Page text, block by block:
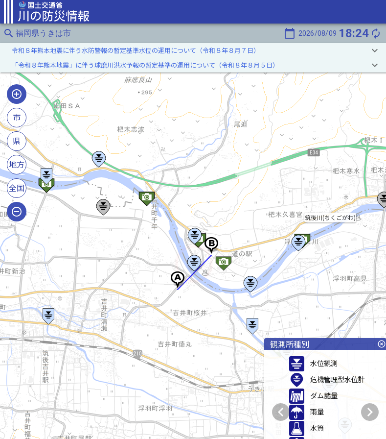
search 福岡県うきは市 calendar_today 2026/08/09 18:24 autorenew
筑後川(ちくごがわ)
令和８年熊本地震に伴う水防警報の暫定基準水位の運用について（令和８年８月７日） keyboard_arrow_down
「令和８年熊本地震」に伴う球磨川洪水予報の暫定基準の運用について（令和８年８月５日） keyboard_arrow_down
市
県
地方
全国
観測所種別 highlight_off
水位観測
危機管理型水位計
ダム諸量
雨量
水質
chevron_left chevron_right